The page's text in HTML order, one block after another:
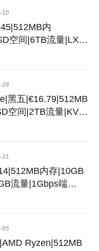
10
内
空间|6TB流量|LXC|
28
黑五|€16.79|512MB
空间|2TB流量|KVM|
31
内存|10GB
流量|1Gbps端
05
Ryzen|512MB